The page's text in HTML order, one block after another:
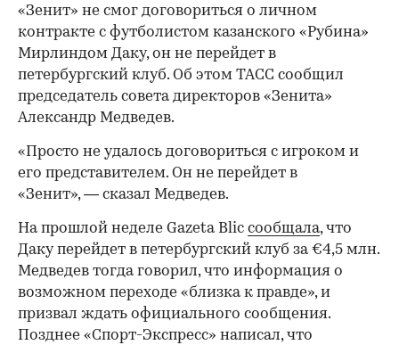
«Зенит» не смог договориться о личном
контракте с футболистом казанского «Рубина»
Мирлиндом Даку, он не перейдет в
петербургский клуб. Об этом ТАСС сообщил
председатель совета директоров «Зенита»
Александр Медведев.
«Просто не удалось договориться с игроком и
его представителем. Он не перейдет в
«Зенит», — сказал Медведев.
На прошлой неделе Gazeta Blic сообщала, что
Даку перейдет в петербургский клуб за €4,5 млн.
Медведев тогда говорил, что информация о
возможном переходе «близка к правде», и
призвал ждать официального сообщения.
Позднее «Спорт-Экспресс» написал, что